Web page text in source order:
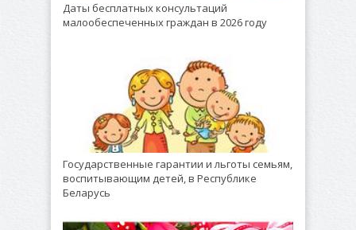
Даты бесплатных консультаций
малообеспеченных граждан в 2026 году
Государственные гарантии и льготы семьям,
воспитывающим детей, в Республике
Беларусь